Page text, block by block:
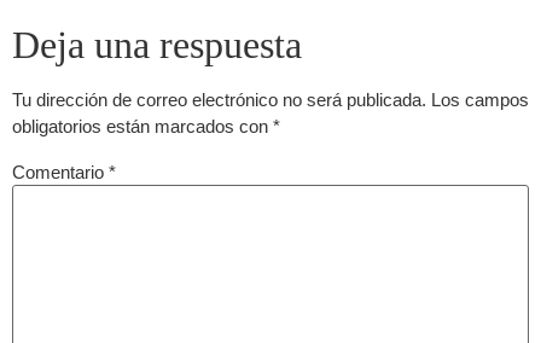
Deja una respuesta
Tu dirección de correo electrónico no será publicada. Los campos
obligatorios están marcados con *
Comentario *